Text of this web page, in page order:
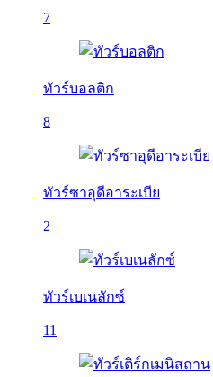
7
ทัวร์บอลติก
8
ทัวร์ซาอุดีอาระเบีย
2
ทัวร์เบเนลักซ์
11